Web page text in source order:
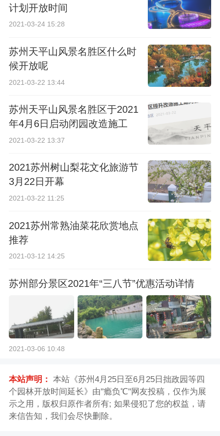
计划开放时间
2021-03-24 15:28
苏州天平山风景名胜区什么时
候开放呢
2021-03-22 13:44
苏州天平山风景名胜区于2021
年4月6日启动闭园改造施工
2021-03-22 13:37
2021苏州树山梨花文化旅游节
3月22日开幕
2021-03-22 11:25
2021苏州常熟油菜花欣赏地点
推荐
2021-03-12 14:25
苏州部分景区2021年“三八节”优惠活动详情
2021-03-06 10:48
本站声明： 本站《苏州4月25日至6月25日拙政园等四
个园林开放时间延长》由"瘾负℃"网友投稿，仅作为展
示之用，版权归原作者所有; 如果侵犯了您的权益，请
来信告知，我们会尽快删除。